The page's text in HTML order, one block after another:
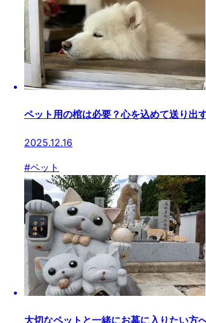
ペット用の棺は必要？心を込めて送り出
2025.12.16
#ペット
大切なペットと一緒にお墓に入りたい方